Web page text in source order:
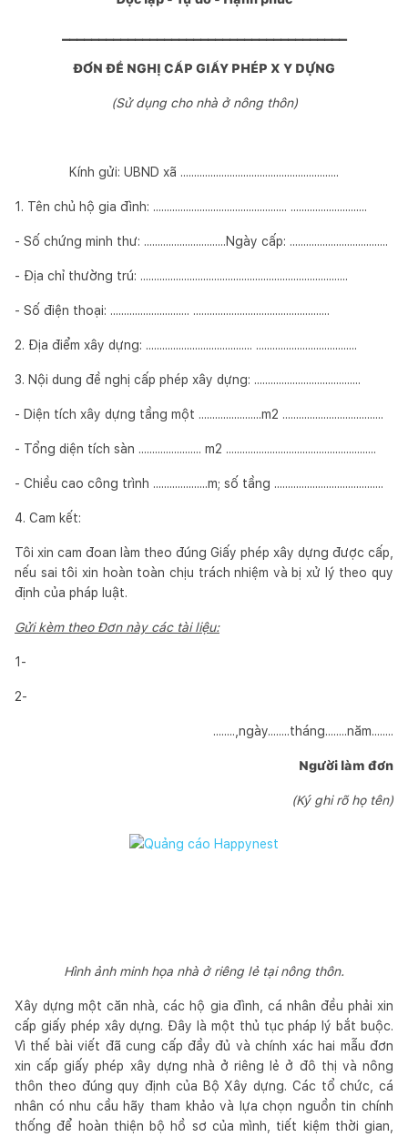
ĐƠN ĐỀ NGHỊ CẤP GIẤY PHÉP X Y DỰNG
(Sử dụng cho nhà ở nông thôn)
Kính gửi: UBND xã ..........................................................
1. Tên chủ hộ gia đình: ................................................. ............................
- Số chứng minh thư: ..............................Ngày cấp: ....................................
- Địa chỉ thường trú: ............................................................................
- Số điện thoại: ............................. ..................................................
2. Địa điểm xây dựng: ....................................... .....................................
3. Nội dung đề nghị cấp phép xây dựng: .......................................
- Diện tích xây dựng tầng một .......................m2 .....................................
- Tổng diện tích sàn ....................... m2 .......................................................
- Chiều cao công trình ....................m; số tầng ........................................
4. Cam kết:
Tôi xin cam đoan làm theo đúng Giấy phép xây dựng được cấp,
nếu sai tôi xin hoàn toàn chịu trách nhiệm và bị xử lý theo quy
định của pháp luật.
Gửi kèm theo Đơn này các tài liệu:
1-
2-
........,ngày........tháng........năm........
Người làm đơn
(Ký ghi rõ họ tên)
Hình ảnh minh họa nhà ở riêng lẻ tại nông thôn.
Xây dựng một căn nhà, các hộ gia đình, cá nhân đều phải xin
cấp giấy phép xây dựng. Đây là một thủ tục pháp lý bắt buộc.
Vì thế bài viết đã cung cấp đầy đủ và chính xác hai mẫu đơn
xin cấp giấy phép xây dựng nhà ở riêng lẻ ở đô thị và nông
thôn theo đúng quy định của Bộ Xây dựng. Các tổ chức, cá
nhân có nhu cầu hãy tham khảo và lựa chọn nguồn tin chính
thống để hoàn thiện bộ hồ sơ của mình, tiết kiệm thời gian,